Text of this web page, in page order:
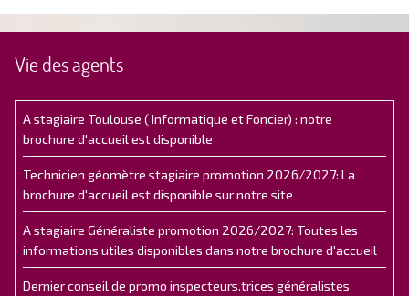
Vie des agents
A stagiaire Toulouse ( Informatique et Foncier) : notre
brochure d'accueil est disponible
Technicien géomètre stagiaire promotion 2026/2027: La
brochure d'accueil est disponible sur notre site
A stagiaire Généraliste promotion 2026/2027: Toutes les
informations utiles disponibles dans notre brochure d'accueil
Dernier conseil de promo inspecteurs.trices généralistes